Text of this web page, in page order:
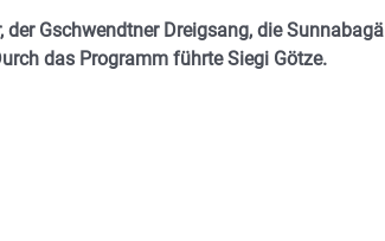
Gschwendtner Dreigsang, die Sunnabagä
das Programm führte Siegi Götze.